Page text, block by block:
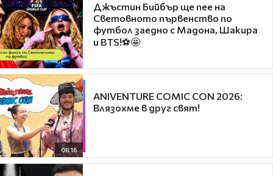
Джъстин Бийбър ще пее на
Световното първенство по
футбол заедно с Мадона, Шакира
и BTS!⚽🤩
08:16
ANIVENTURE COMIC CON 2026:
Влязохме в друг свят!